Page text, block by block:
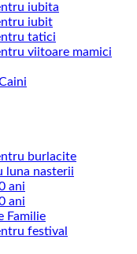
iubita
iubit
tatici
viitoare mamici
burlacite
luna nasterii
ani
ani
Familie
festival